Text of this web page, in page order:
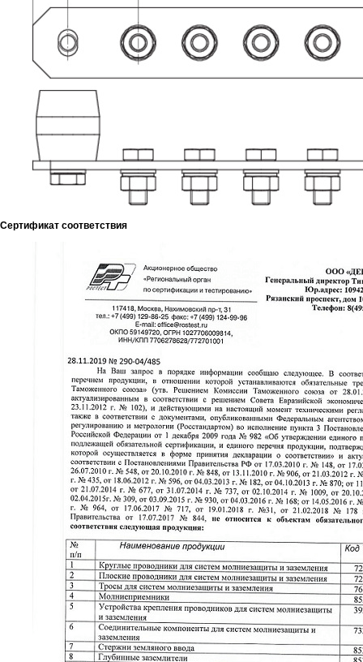
Сертификат соответствия